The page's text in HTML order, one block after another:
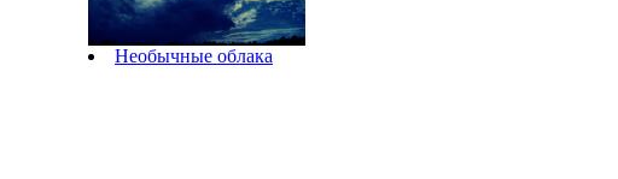
Необычные облака